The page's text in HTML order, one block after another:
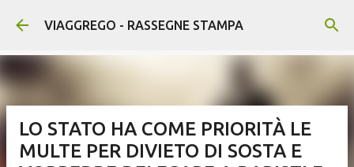
Passa ai contenuti principali
VIAGGREGO - RASSEGNE STAMPA
LO STATO HA COME PRIORITÀ LE
MULTE PER DIVIETO DI SOSTA E